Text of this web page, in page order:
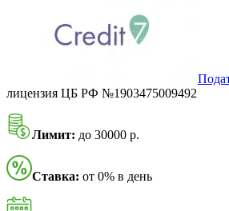
лицензия ЦБ РФ №1903475009492
Лимит: до 30000 р.
Ставка: от 0% в день